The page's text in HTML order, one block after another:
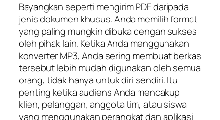
Bayangkan seperti mengirim PDF daripada
jenis dokumen khusus. Anda memilih format
yang paling mungkin dibuka dengan sukses
oleh pihak lain. Ketika Anda menggunakan
konverter MP3, Anda sering membuat berkas
tersebut lebih mudah digunakan oleh semua
orang, tidak hanya untuk diri sendiri. Itu
penting ketika audiens Anda mencakup
klien, pelanggan, anggota tim, atau siswa
yang menggunakan perangkat dan aplikasi